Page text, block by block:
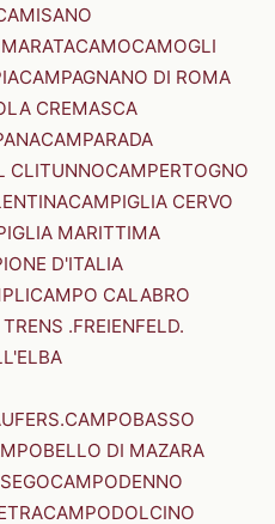
CAMOCAMOGLI
CAMPAGNANO DI ROMA
CREMASCA
CAMPARADA
CLITUNNOCAMPERTOGNO
CAMPIGLIA CERVO
MARITTIMA
D'ITALIA
CAMPO CALABRO
.FREIENFELD.
CAMPOBASSO
DI MAZARA
CAMPODENNO
CAMPODOLCINO